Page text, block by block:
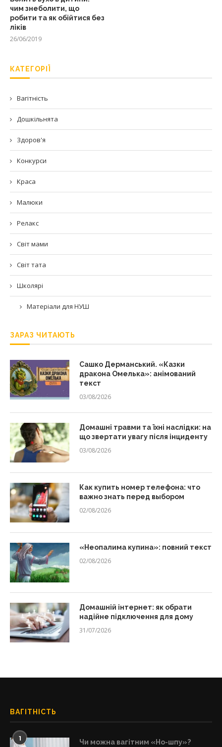
чим знеболити, що
робити та як обійтися без
ліків
26/06/2019
КАТЕГОРІЇ
Вагітність
Дошкільнята
Здоров'я
Конкурси
Краса
Малюки
Релакс
Світ мами
Світ тата
Школярі
Матеріали для НУШ
ЗАРАЗ ЧИТАЮТЬ
Сашко Дерманський. «Казки
дракона Омелька»: анімований
текст
03/08/2026
Домашні травми та їхні наслідки: на
що звертати увагу після інциденту
03/08/2026
Как купить номер телефона: что
важно знать перед выбором
02/08/2026
«Неопалима купина»: повний текст
02/08/2026
Домашній інтернет: як обрати
надійне підключення для дому
31/07/2026
ВАГІТНІСТЬ
1 Чи можна вагітним «Но-шпу»?